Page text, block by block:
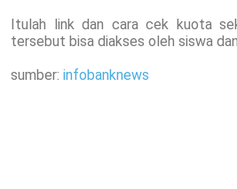
Itulah link dan cara cek kuota
tersebut bisa diakses oleh siswa
sumber: infobanknews